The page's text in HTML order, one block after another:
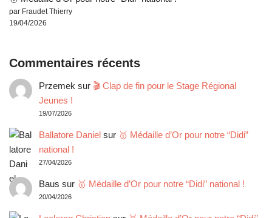
par Fraudet Thierry
19/04/2026
Commentaires récents
Przemek sur 🎬 Clap de fin pour le Stage Régional
Jeunes !
19/07/2026
Ballatore Danielsur 🥇 Médaille d’Or pour notre “Didi”
national !
27/04/2026
Baus sur 🥇 Médaille d’Or pour notre “Didi” national !
20/04/2026